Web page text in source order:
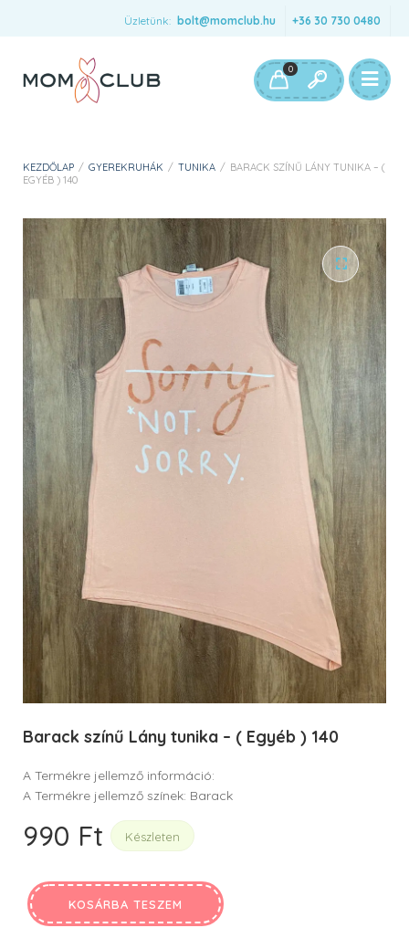
Üzletünk: bolt@momclub.hu +36 30 730 0480
0
KEZDŐLAP / GYEREKRUHÁK / TUNIKA / BARACK SZÍNŰ LÁNY TUNIKA – (
EGYÉB ) 140
Barack színű Lány tunika – ( Egyéb ) 140
A Termékre jellemző információ:
A Termékre jellemző színek: Barack
990 Ft Készleten
KOSÁRBA TESZEM